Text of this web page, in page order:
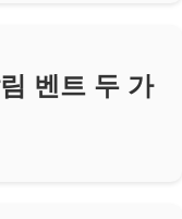
벤트 두 가